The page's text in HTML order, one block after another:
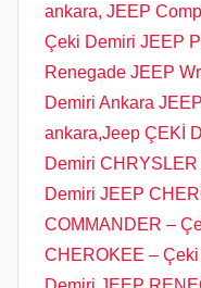
ankara, JEEP
Çeki Demiri JEEP
Renegade JEEP
Demiri Ankara
ankara,Jeep ÇEKİ
Demiri
Demiri JEEP
COMMANDER –
CHEROKEE –